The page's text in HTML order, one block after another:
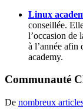
Linux
conseillée.
l’occasion de
à l’année
academy.
Communauté
De nombreux